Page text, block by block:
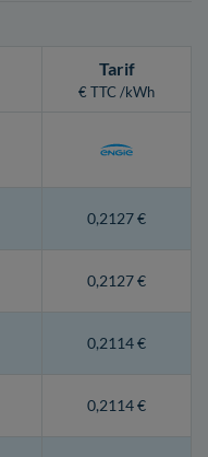
Tarif
€ TTC /kWh
0,2127 €
0,2127 €
0,2114 €
0,2114 €